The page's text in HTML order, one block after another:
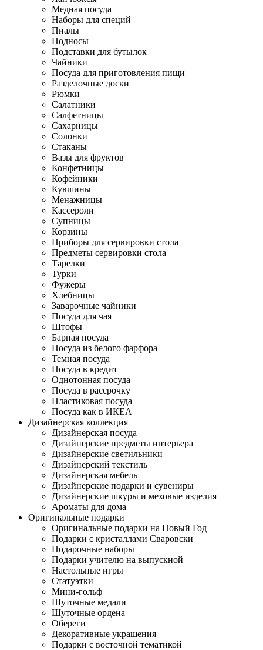
Медная посуда
Наборы для специй
Пиалы
Подносы
Подставки для бутылок
Чайники
Посуда для приготовления пищи
Разделочные доски
Рюмки
Салатники
Салфетницы
Сахарницы
Солонки
Стаканы
Вазы для фруктов
Конфетницы
Кофейники
Кувшины
Менажницы
Кассероли
Супницы
Корзины
Приборы для сервировки стола
Предметы сервировки стола
Тарелки
Турки
Фужеры
Хлебницы
Заварочные чайники
Посуда для чая
Штофы
Барная посуда
Посуда из белого фарфора
Темная посуда
Посуда в кредит
Однотонная посуда
Посуда в рассрочку
Пластиковая посуда
Посуда как в ИКЕА
Дизайнерская коллекция
Дизайнерская посуда
Дизайнерские предметы интерьера
Дизайнерские светильники
Дизайнерский текстиль
Дизайнерская мебель
Дизайнерские подарки и сувениры
Дизайнерские шкуры и меховые изделия
Ароматы для дома
Оригинальные подарки
Оригинальные подарки на Новый Год
Подарки с кристаллами Сваровски
Подарочные наборы
Подарки учителю на выпускной
Настольные игры
Статуэтки
Мини-гольф
Шуточные медали
Шуточные ордена
Обереги
Декоративные украшения
Подарки с восточной тематикой